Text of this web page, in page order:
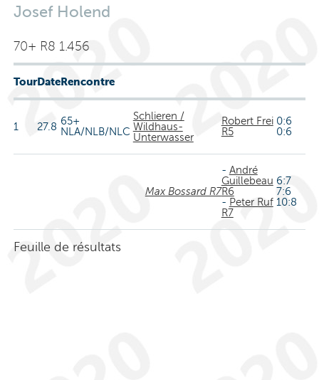
Josef Holend
70+ R8 1.456
TourDateRencontre
1 27.8 65+
NLA/NLB/NLC
Schlieren /
Wildhaus-
Unterwasser
Robert Frei
R5
0:6
0:6
Max Bossard R7
- André
Guillebeau
R6
- Peter Ruf
R7
6:7
7:6
10:8
Feuille de résultats